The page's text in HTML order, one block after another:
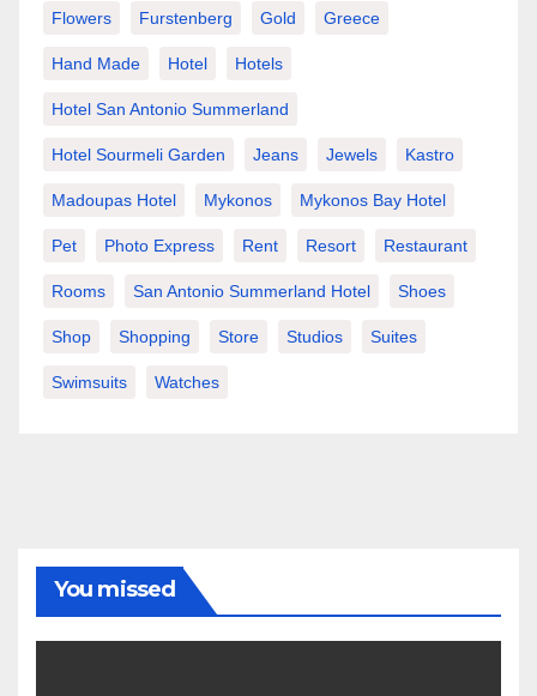
Flowers Furstenberg Gold Greece
Hand Made Hotel Hotels
Hotel San Antonio Summerland
Hotel Sourmeli Garden Jeans Jewels Kastro
Madoupas Hotel Mykonos Mykonos Bay Hotel
Pet Photo Express Rent Resort Restaurant
Rooms San Antonio Summerland Hotel Shoes
Shop Shopping Store Studios Suites
Swimsuits Watches
You missed